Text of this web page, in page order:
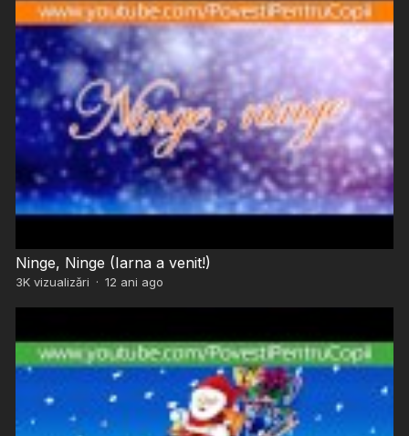
Ninge, Ninge (Iarna a venit!)
3Kvizualizări · 12 ani ago